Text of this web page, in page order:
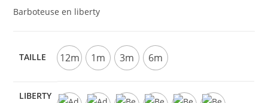
Barboteuse en liberty
TAILLE 12m 1m 3m 6m
LIBERTY